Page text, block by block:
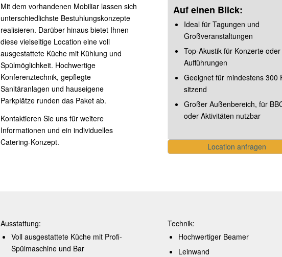
Mit dem vorhandenen Mobiliar lassen sich
unterschiedlichste Bestuhlungskonzepte
realisieren. Darüber hinaus bietet Ihnen
diese vielseitige Location eine voll
ausgestattete Küche mit Kühlung und
Spülmöglichkeit. Hochwertige
Konferenztechnik, gepflegte
Sanitäranlagen und hauseigene
Parkplätze runden das Paket ab.
Kontaktieren Sie uns für weitere
Informationen und ein individuelles
Catering-Konzept.
Auf einen Blick:
Ideal für Tagungen und
Großveranstaltungen
Top-Akustik für Konzerte oder
Aufführungen
Geeignet für mindestens 300
sitzend
Großer Außenbereich, für
oder Aktivitäten nutzbar
Location anfragen
Ausstattung:
Voll ausgestattete Küche mit Profi-
Spülmaschine und Bar
Technik:
Hochwertiger Beamer
Leinwand